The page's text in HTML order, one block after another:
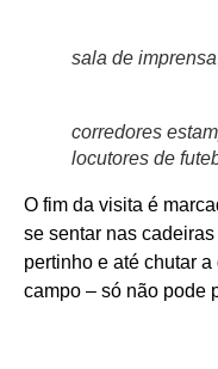
sala de imprensa
corredores
locutores de
O fim da visita é
se sentar nas
pertinho e até chutar
campo – só não pode